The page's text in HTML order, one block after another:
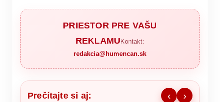
PRIESTOR PRE VAŠU
REKLAMU Kontakt:
redakcia@humencan.sk
Prečítajte si aj: ‹ ›